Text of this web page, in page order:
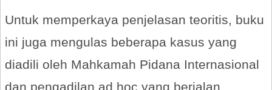
Untuk memperkaya penjelasan teoritis, buku
ini juga mengulas beberapa kasus yang
diadili oleh Mahkamah Pidana Internasional
dan pengadilan ad hoc yang berjalan